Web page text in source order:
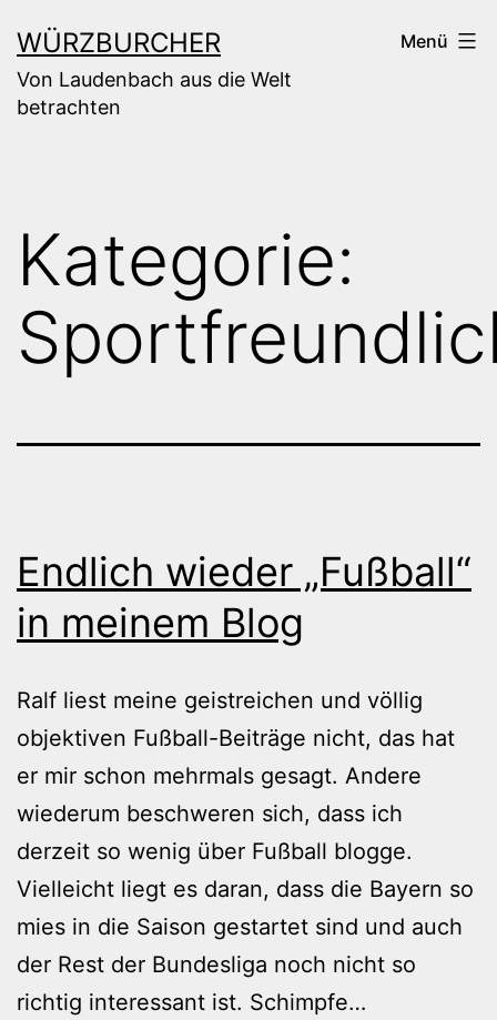
Inhalt
springen
WÜRZBURCHER
Von Laudenbach aus die Welt
betrachten
Menü
Kategorie:
Endlich wieder „Fußball“
in meinem Blog
Ralf liest meine geistreichen und völlig
objektiven Fußball-Beiträge nicht, das hat
er mir schon mehrmals gesagt. Andere
wiederum beschweren sich, dass ich
derzeit so wenig über Fußball blogge.
Vielleicht liegt es daran, dass die Bayern so
mies in die Saison gestartet sind und auch
der Rest der Bundesliga noch nicht so
richtig interessant ist. Schimpfe…